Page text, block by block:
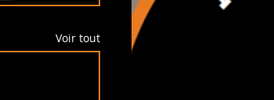
Voir tout